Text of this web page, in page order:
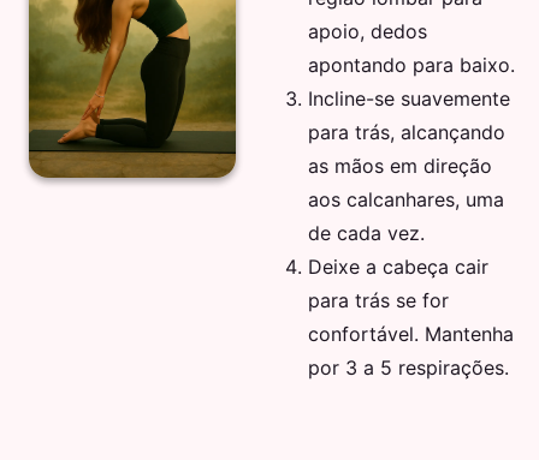
apoio, dedos
apontando para baixo.
Incline-se suavemente
para trás, alcançando
as mãos em direção
aos calcanhares, uma
de cada vez.
Deixe a cabeça cair
para trás se for
confortável. Mantenha
por 3 a 5 respirações.